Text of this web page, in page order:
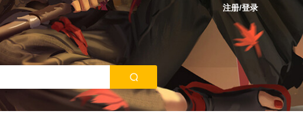
注册/登录